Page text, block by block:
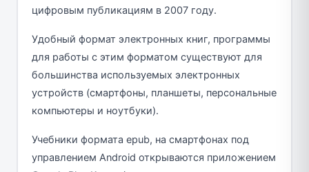
цифровым публикациям в 2007 году.
Удобный формат электронных книг, программы
для работы с этим форматом существуют для
большинства используемых электронных
устройств (смартфоны, планшеты, персональные
компьютеры и ноутбуки).
Учебники формата epub, на смартфонах под
управлением Android открываются приложением